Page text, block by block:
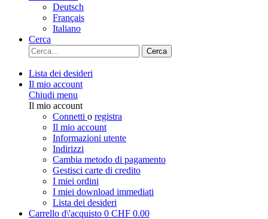
Deutsch
Français
Italiano
Cerca
Cerca
Lista dei desideri
Il mio account
Chiudi menu
Il mio account
Connetti o registra
Il mio account
Informazioni utente
Indirizzi
Cambia metodo di pagamento
Gestisci carte di credito
I miei ordini
I miei download immediati
Lista dei desideri
Carrello d\'acquisto 0 CHF 0.00